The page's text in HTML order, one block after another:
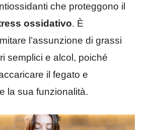
che proteggono il
ossidativo. È
l’assunzione di grassi
semplici e alcol, poiché
il fegato e
la sua funzionalità.